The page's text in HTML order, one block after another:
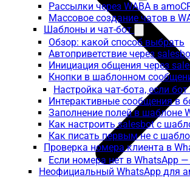
Рассылки через WABA в
Массовое создание чатов в
Шаблоны и чат-бот
Обзор: какой способ выбрать
Автоприветствие через
Инициация общения через
Кнопки в шаблонном
Настройка чат-бота, если
Интерактивные сообщения в
Заполнение полей в шаблоне
Как настроить salesbot с
Как писать первым не с
Проверка номера клиента в
Если номера нет в WhatsApp
Неофициальный WhatsApp для